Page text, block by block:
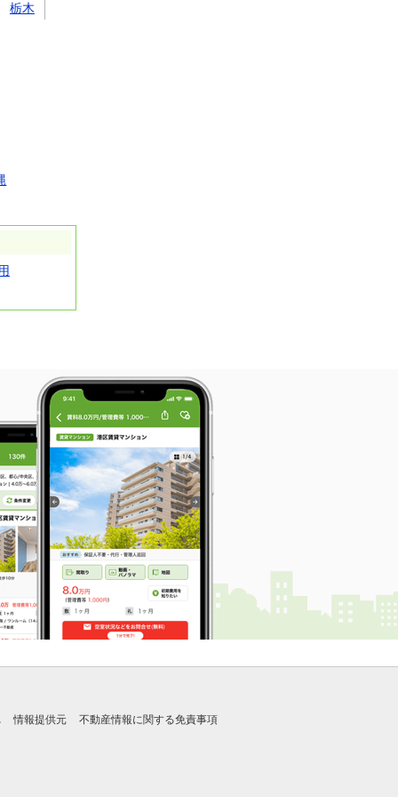
栃木
情報提供元 不動産情報に関する免責事項